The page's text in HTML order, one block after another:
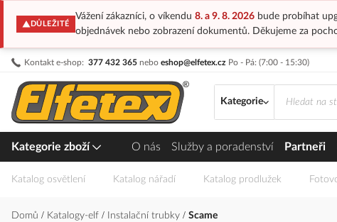
DŮLEŽITÉ
Vážení zákazníci, o víkendu 8. a 9. 8. 2026bude probíhat
objednávek nebo zobrazení dokumentů. Děkujeme za
Kontakt e-shop: 377 432 365 nebo eshop@elfetex.cz Po - Pá: (7:00 - 15:30)
Přejít
obsah
Kategorie
Kategorie zboží O nás Služby a poradenství Partneři
Katalog osvětlení Katalog nářadí Katalog prodlužek
Domů Katalogy-elf Instalační trubky Scame